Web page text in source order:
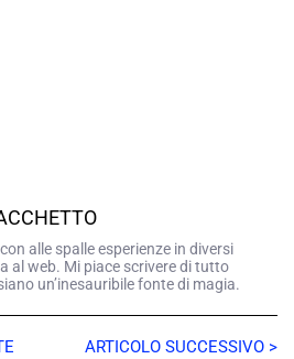
alle spalle esperienze in diversi
al web. Mi piace scrivere di tutto
un’inesauribile fonte di magia.
ARTICOLO SUCCESSIVO >